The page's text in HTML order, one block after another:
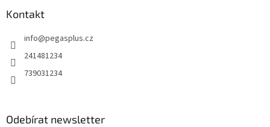
Kontakt
info@pegasplus.cz
241481234
739031234
Odebírat newsletter